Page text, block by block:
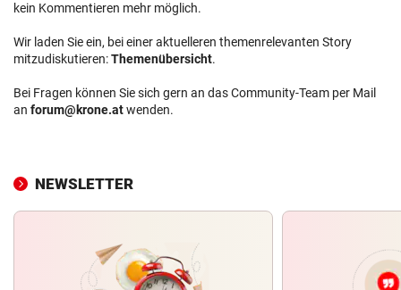
kein Kommentieren mehr möglich.
Wir laden Sie ein, bei einer aktuelleren themenrelevanten Story
mitzudiskutieren:Themenübersicht.
Bei Fragen können Sie sich gern an das Community-Team per Mail
an forum@krone.atwenden.
NEWSLETTER